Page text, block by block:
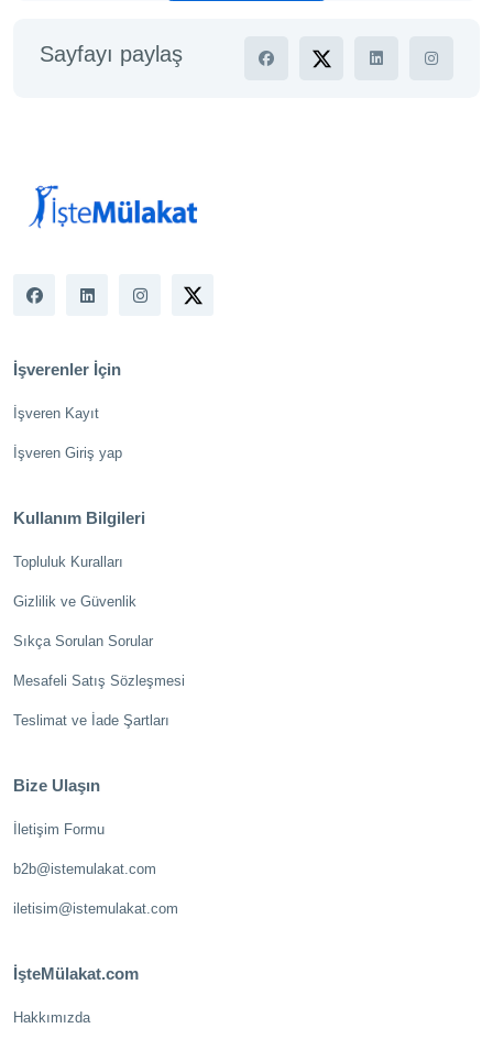
Sayfayı paylaş
İşverenler İçin
İşveren Kayıt
İşveren Giriş yap
Kullanım Bilgileri
Topluluk Kuralları
Gizlilik ve Güvenlik
Sıkça Sorulan Sorular
Mesafeli Satış Sözleşmesi
Teslimat ve İade Şartları
Bize Ulaşın
İletişim Formu
b2b@istemulakat.com
iletisim@istemulakat.com
İşteMülakat.com
Hakkımızda